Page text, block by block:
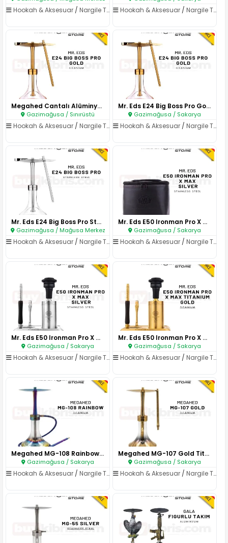
Hookah & Aksesuar / Nargile Takımları Hookah & Aksesuar /Nargile Takımları
Megahed Cantalı Alüminyum Narg..
Gazimağusa / Sınırüstü
Hookah & Aksesuar / Nargile Takımları
Mr. Eds E24 Big Boss Pro Gold ..
Gazimağusa / Sakarya
Hookah & Aksesuar /Nargile Takımları
Mr. Eds E24 Big Boss Pro Stain..
Gazimağusa / Mağusa Merkez
Hookah & Aksesuar / Nargile Takımları
Mr. Eds E50 Ironman Pro X Max ..
Gazimağusa / Sakarya
Hookah & Aksesuar /Nargile Takımları
Mr. Eds E50 Ironman Pro X Max ..
Gazimağusa / Sakarya
Hookah & Aksesuar / Nargile Takımları
Mr. Eds E50 Ironman Pro X Max ..
Gazimağusa / Sakarya
Hookah & Aksesuar /Nargile Takımları
Megahed MG-108 Rainbow Titaniu..
Gazimağusa / Sakarya
Hookah & Aksesuar / Nargile Takımları
Megahed MG-107 Gold Titanium N..
Gazimağusa / Sakarya
Hookah & Aksesuar /Nargile Takımları